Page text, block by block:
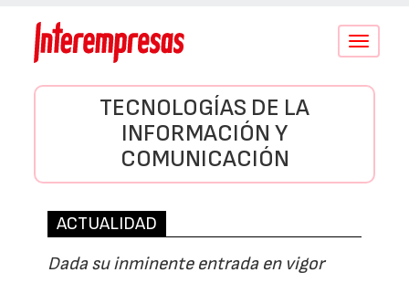
Conmutar
TECNOLOGÍAS DE LA
INFORMACIÓN Y
COMUNICACIÓN
ACTUALIDAD
Dada su inminente entrada en vigor